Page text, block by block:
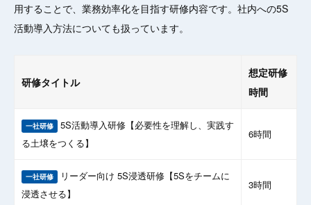
用することで、業務効率化を目指す研修内容です。社内への5S
活動導入方法についても扱っています。
研修タイトル
想定研修
時間
一社研修 5S活動導入研修【必要性を理解し、実践す
る土壌をつくる】
6時間
一社研修 リーダー向け 5S浸透研修【5Sをチームに
浸透させる】
3時間